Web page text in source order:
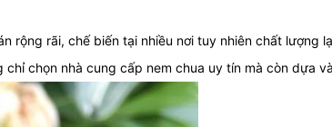
rộng rãi, chế biến tại nhiều nơi tuy nhiên chất
chọn nhà cung cấp nem chua uy tín mà còn dựa